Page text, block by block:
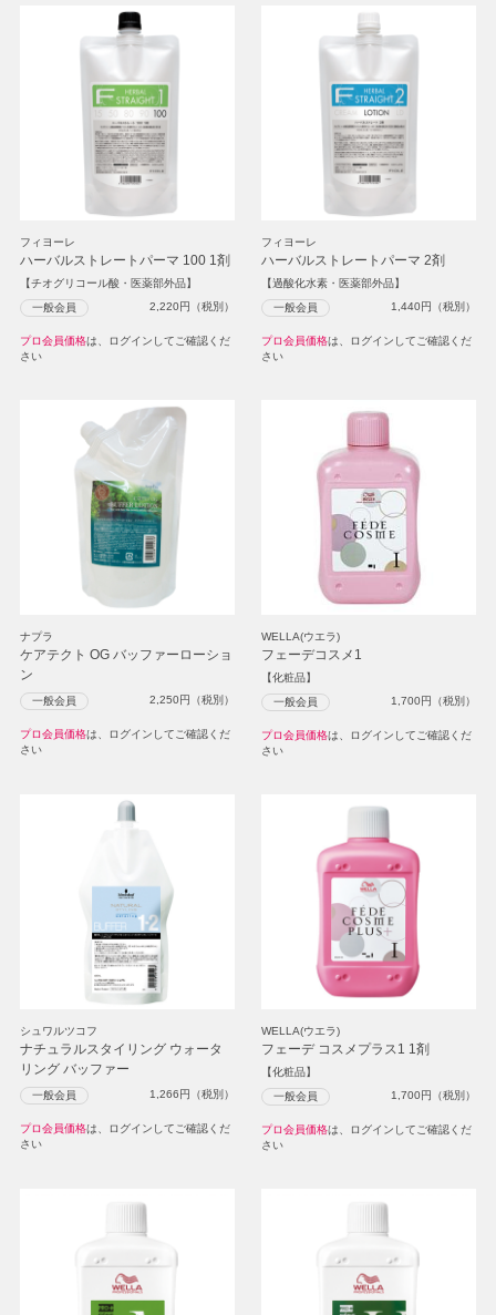
フィヨーレ
ハーバルストレートパーマ 100 1剤
【チオグリコール酸・医薬部外品】
一般会員 2,220円（税別）
プロ会員価格は、ログインしてご確認くだ
さい
フィヨーレ
ハーバルストレートパーマ 2剤
【過酸化水素・医薬部外品】
一般会員 1,440円（税別）
プロ会員価格は、ログインしてご確認くだ
さい
ナプラ
ケアテクト OG バッファーローショ
ン
一般会員 2,250円（税別）
プロ会員価格は、ログインしてご確認くだ
さい
WELLA(ウエラ)
フェーデコスメ1
【化粧品】
一般会員 1,700円（税別）
プロ会員価格は、ログインしてご確認くだ
さい
シュワルツコフ
ナチュラルスタイリング ウォータ
リング バッファー
一般会員 1,266円（税別）
プロ会員価格は、ログインしてご確認くだ
さい
WELLA(ウエラ)
フェーデ コスメプラス1 1剤
【化粧品】
一般会員 1,700円（税別）
プロ会員価格は、ログインしてご確認くだ
さい